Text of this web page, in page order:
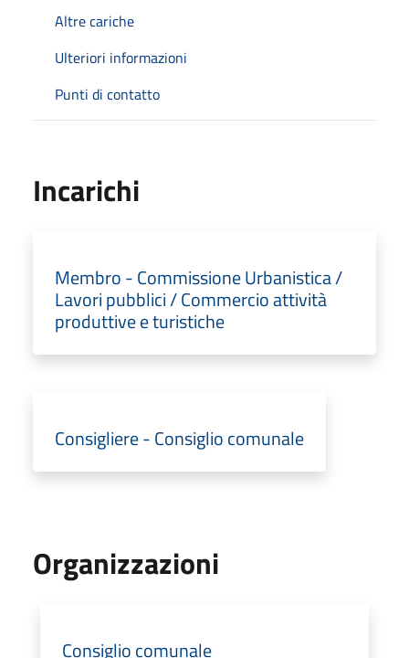
Altre cariche
Ulteriori informazioni
Punti di contatto
Incarichi
Membro - Commissione Urbanistica /
Lavori pubblici / Commercio attività
produttive e turistiche
Consigliere - Consiglio comunale
Organizzazioni
Consiglio comunale